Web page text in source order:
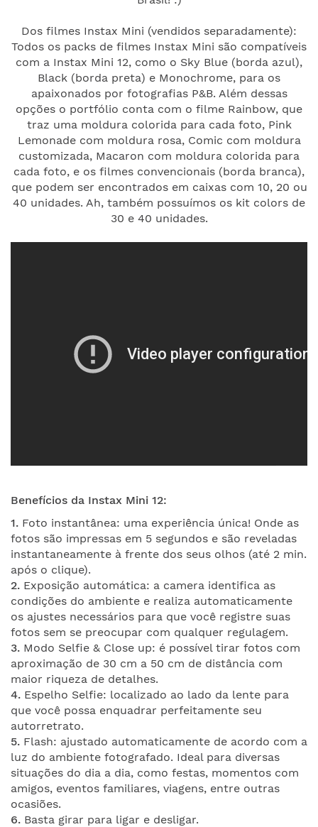
Dos filmes Instax Mini (vendidos separadamente):
Todos os packs de filmes Instax Mini são compatíveis
com a Instax Mini 12, como o Sky Blue (borda azul),
Black (borda preta) e Monochrome, para os
apaixonados por fotografias P&B. Além dessas
opções o portfólio conta com o filme Rainbow, que
traz uma moldura colorida para cada foto, Pink
Lemonade com moldura rosa, Comic com moldura
customizada, Macaron com moldura colorida para
cada foto, e os filmes convencionais (borda branca),
que podem ser encontrados em caixas com 10, 20 ou
40 unidades. Ah, também possuímos os kit colors de
30 e 40 unidades.
Benefícios da Instax Mini 12:
1. Foto instantânea: uma experiência única! Onde as
fotos são impressas em 5 segundos e são reveladas
instantaneamente à frente dos seus olhos (até 2 min.
após o clique).
2. Exposição automática: a camera identifica as
condições do ambiente e realiza automaticamente
os ajustes necessários para que você registre suas
fotos sem se preocupar com qualquer regulagem.
3. Modo Selfie & Close up: é possível tirar fotos com
aproximação de 30 cm a 50 cm de distância com
maior riqueza de detalhes.
4. Espelho Selfie: localizado ao lado da lente para
que você possa enquadrar perfeitamente seu
autorretrato.
5. Flash: ajustado automaticamente de acordo com a
luz do ambiente fotografado. Ideal para diversas
situações do dia a dia, como festas, momentos com
amigos, eventos familiares, viagens, entre outras
ocasiões.
6. Basta girar para ligar e desligar.